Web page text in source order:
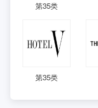
第35类
第35类